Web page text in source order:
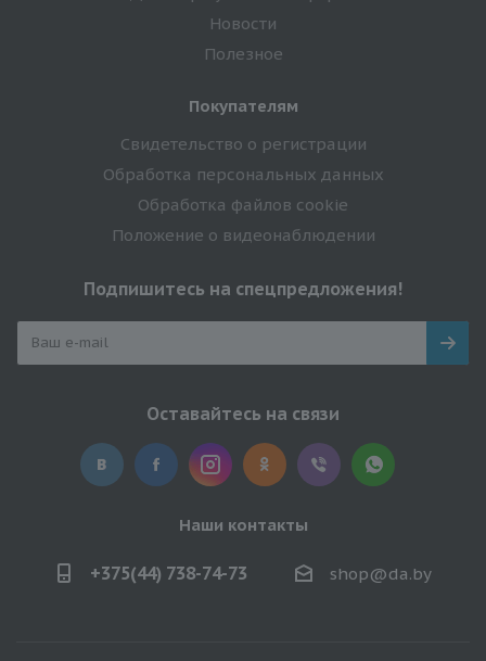
Новости
Полезное
Покупателям
Свидетельство о регистрации
Обработка персональных данных
Обработка файлов cookie
Положение о видеонаблюдении
Подпишитесь на спецпредложения!
Оставайтесь на связи
Наши контакты
+375(44) 738-74-73 shop@da.by